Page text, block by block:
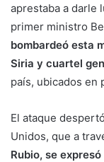
aprestaba a darle
primer ministro
bombardeó esta
Siria y cuartel
país, ubicados en
El ataque
Unidos, que a
Rubio, se